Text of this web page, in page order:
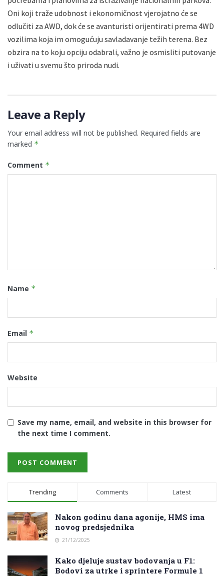
Oni koji traže udobnost i ekonomičnost vjerojatno će se
odlučiti za AWD, dok će se avanturisti orijentirati prema 4WD
vozilima koja im omogućuju savladavanje težih terena. Bez
obzira na to koju opciju odabrali, važno je osmisliti putovanje
i uživati u svemu što priroda nudi.
Leave a Reply
Your email address will not be published. Required fields are
marked *
Comment *
Name *
Email *
Website
Save my name, email, and website in this browser for
the next time I comment.
Trending Comments Latest
Nakon godinu dana agonije, HMS ima
novog predsjednika
21/12/2025
Kako djeluje sustav bodovanja u F1:
Bodovi za utrke i sprintere Formule 1